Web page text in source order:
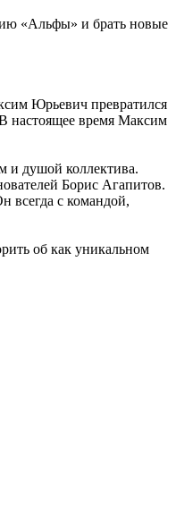
«Альфы» и брать новые
Юрьевич превратился
настоящее время Максим
и душой коллектива.
Борис Агапитов.
всегда с командой,
об как уникальном